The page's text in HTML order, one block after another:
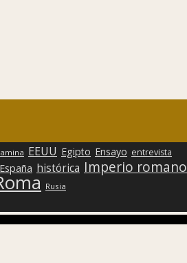
EEUU Egipto Ensayo entrevista
histórica Imperio romano
Rusia